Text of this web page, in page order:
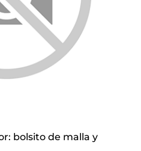
bolsito de malla y